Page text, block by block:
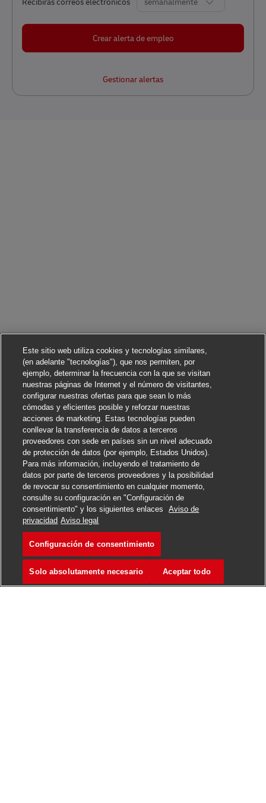
Crear alerta de empleo
Gestionar alertas
Este sitio web utiliza cookies y tecnologías similares,
(en adelante "tecnologías"), que nos permiten, por
ejemplo, determinar la frecuencia con la que se visitan
nuestras páginas de Internet y el número de visitantes,
configurar nuestras ofertas para que sean lo más
cómodas y eficientes posible y reforzar nuestras
acciones de marketing. Estas tecnologías pueden
conllevar la transferencia de datos a terceros
proveedores con sede en países sin un nivel adecuado
de protección de datos (por ejemplo, Estados Unidos).
Para más información, incluyendo el tratamiento de
datos por parte de terceros proveedores y la posibilidad
de revocar su consentimiento en cualquier momento,
consulte su configuración en "Configuración de
consentimiento" y los siguientes enlaces
Aviso de
privacidad Aviso legal
Configuración de consentimiento
Solo absolutamente necesario Aceptar todo